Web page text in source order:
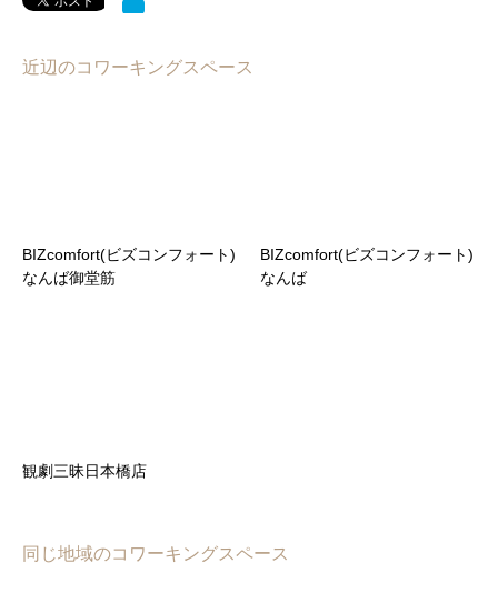
近辺のコワーキングスペース
BIZcomfort(ビズコンフォート)
なんば御堂筋
BIZcomfort(ビズコンフォート)
なんば
観劇三昧日本橋店
同じ地域のコワーキングスペース